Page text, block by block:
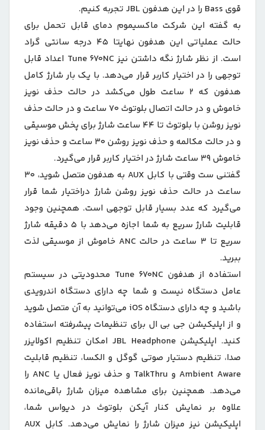
قوی Bass‌ را در این هدفون JBL‌ تجربه کنیم.
به گفته این شرکت ماکسیموم دمای قابل تحمل برای
حالت عملیاتی این هدفون نهایتا 45 درجه سانتی گراد
است. از نظر شارژ نگه داشتن نیز Tune 670NC اعداد قابل
توجهی را در اختیار کاربر قرار می‌دهد. با یک بار شارژ کامل
هدفون که 2 ساعت طول می‌کشد در حالت حذف نویز
خاموش و در حالت اتصال بلوتوث 70 ساعت و در حالت حذف
نویز روشن با بلوتوث تا 44 ساعت شارژ برای پخش موسیقی
و در حالت مکالمه و حذف نویز روشن 30 ساعت و حذف نویز
خاموش 39 ساعت شارژ در اختیار کاربر قرار می‌گیرد.
گفتنی ست وقتی با کابل AUX به هدفون متصل شوید، 30
ساعت در حالت حذف نویز روشن شارژ دراختیار شما قرار
می‌گیرد که عدد بسیار قابل توجهی است. همچنین وجود
قابلیت شارژ سریع به شما اجازه می‌دهد با 5 دقیقه شارژ
سریع تا 3 ساعت در حالت ANC‌ خاموش از موسیقی لذت
ببرید.
استفاده از هدفون Tune 670NC محدودیتی در سیستم
عامل دستگاه نیست و شما چه دارای دستگاه اندرویدی
باشید و چه دارای دستگاه iOS‌ می‌توانید به آن متصل شوید
و از اپلیکیشن جی بی ال برای تنظیمات پیشرفته استفاده
کنید. اپلیکیشن JBL Headphone امکان تنظیم اکولایزر
صدا، تنظیم دستیار صوتی گوگل و الکسا، تنظیم قابلیت
Ambient Aware و TalkThru و حذف نویز فعال یا ANC را
می‌دهد. همچنین برای مشاهده میزان شارژ باقی‌مانده
علاوه بر نمایش کنار آیکن بلوتوث در دیواس شما،
اپلیکیشن نیز میزان شارژ را نمایش می‌دهد. کابل AUX